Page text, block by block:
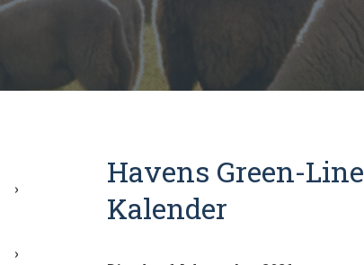
Havens Green-Line
Kalender